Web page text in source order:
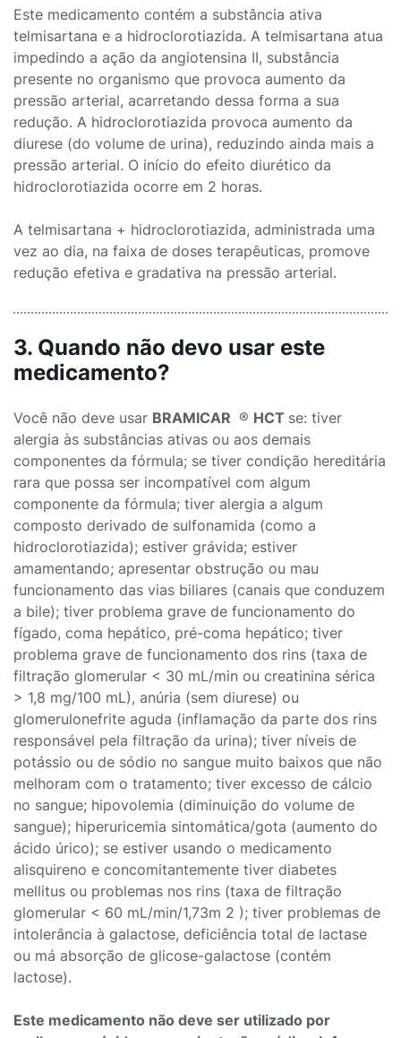
Este medicamento contém a substância ativa
telmisartana e a hidroclorotiazida. A telmisartana atua
impedindo a ação da angiotensina II, substância
presente no organismo que provoca aumento da
pressão arterial, acarretando dessa forma a sua
redução. A hidroclorotiazida provoca aumento da
diurese (do volume de urina), reduzindo ainda mais a
pressão arterial. O início do efeito diurético da
hidroclorotiazida ocorre em 2 horas.
A telmisartana + hidroclorotiazida, administrada uma
vez ao dia, na faixa de doses terapêuticas, promove
redução efetiva e gradativa na pressão arterial.
3. Quando não devo usar este
medicamento?
Você não deve usar BRAMICAR ® HCT se: tiver
alergia às substâncias ativas ou aos demais
componentes da fórmula; se tiver condição hereditária
rara que possa ser incompatível com algum
componente da fórmula; tiver alergia a algum
composto derivado de sulfonamida (como a
hidroclorotiazida); estiver grávida; estiver
amamentando; apresentar obstrução ou mau
funcionamento das vias biliares (canais que conduzem
a bile); tiver problema grave de funcionamento do
fígado, coma hepático, pré-coma hepático; tiver
problema grave de funcionamento dos rins (taxa de
filtração glomerular < 30 mL/min ou creatinina sérica
> 1,8 mg/100 mL), anúria (sem diurese) ou
glomerulonefrite aguda (inflamação da parte dos rins
responsável pela filtração da urina); tiver níveis de
potássio ou de sódio no sangue muito baixos que não
melhoram com o tratamento; tiver excesso de cálcio
no sangue; hipovolemia (diminuição do volume de
sangue); hiperuricemia sintomática/gota (aumento do
ácido úrico); se estiver usando o medicamento
alisquireno e concomitantemente tiver diabetes
mellitus ou problemas nos rins (taxa de filtração
glomerular < 60 mL/min/1,73m 2 ); tiver problemas de
intolerância à galactose, deficiência total de lactase
ou má absorção de glicose-galactose (contém
lactose).
Este medicamento não deve ser utilizado por